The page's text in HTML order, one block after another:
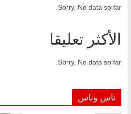
Sorry. No data so far.
الأكثر تعليقا
Sorry. No data so far.
ناس وناس